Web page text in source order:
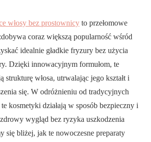
włosy bez prostownicy to przełomowe
coraz większą popularność wśród
idealnie gładkie fryzury bez użycia
Dzięki innowacyjnym formułom, te
strukturę włosa, utrwalając jego kształt i
się. W odróżnieniu od tradycyjnych
kosmetyki działają w sposób bezpieczny i
wygląd bez ryzyka uszkodzenia
się bliżej, jak te nowoczesne preparaty